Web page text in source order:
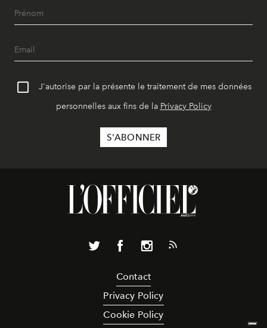
J'autorise par la présente le traitement de mes données
personnelles aux fins de la Privacy Policy
Contact
Privacy Policy
Cookie Policy